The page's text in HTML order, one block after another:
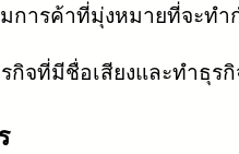
การค้าที่มุ่งหมายที่จะทำ
กิจที่มีชื่อเสียงและทำธุร